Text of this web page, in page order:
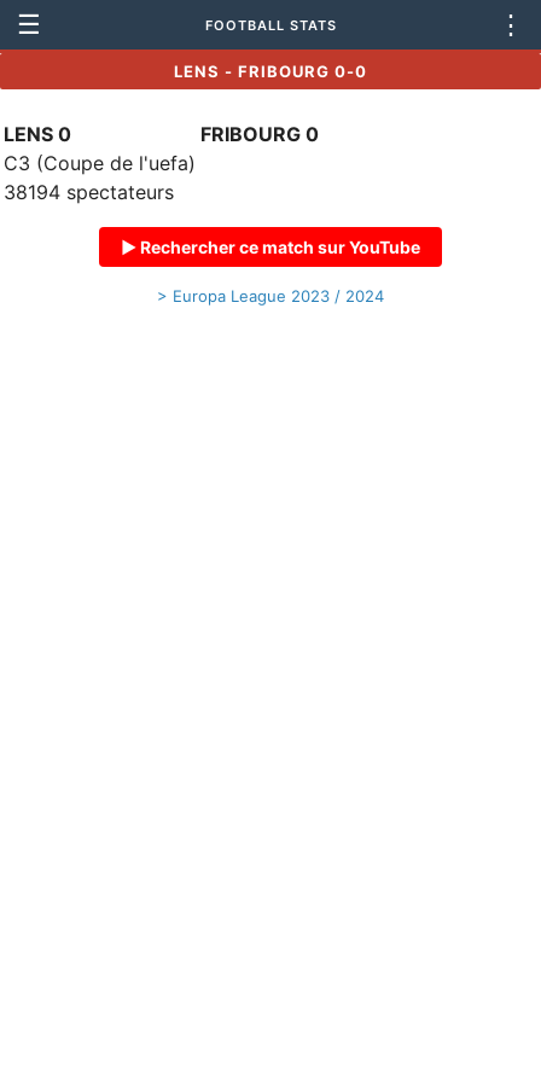
☰ FOOTBALL STATS ⋮
LENS - FRIBOURG 0-0
LENS 0
FRIBOURG 0
C3 (Coupe de l'uefa)
38194 spectateurs
▶ Rechercher ce match sur YouTube
> Europa League 2023 / 2024